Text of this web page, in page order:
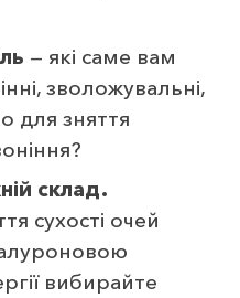
— які саме вам
зволожувальні,
для зняття
склад.
сухості очей
вибирайте